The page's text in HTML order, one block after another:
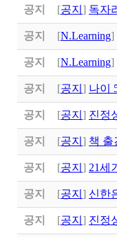
공지 [공지 ] 독자
공지 [N.Learning]
공지 [N.Learning]
공지 [공지 ] 나이
공지 [공지 ] 진정
공지 [공지 ] 책 출
공지 [공지 ] 21세
공지 [공지 ] 신한
공지 [공지 ] 진정